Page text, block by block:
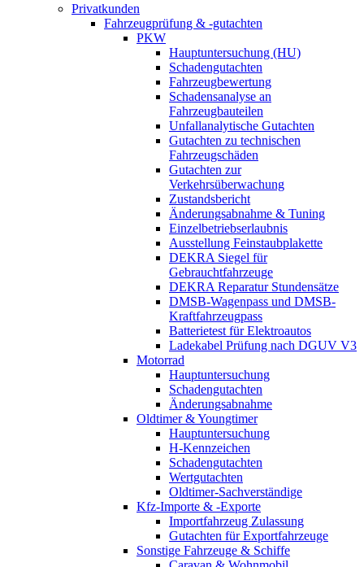
Privatkunden
Fahrzeugprüfung & -gutachten
PKW
Hauptuntersuchung (HU)
Schadengutachten
Fahrzeugbewertung
Schadensanalyse an
Fahrzeugbauteilen
Unfallanalytische Gutachten
Gutachten zu technischen
Fahrzeugschäden
Gutachten zur
Verkehrsüberwachung
Zustandsbericht
Änderungsabnahme & Tuning
Einzelbetriebserlaubnis
Ausstellung Feinstaubplakette
DEKRA Siegel für
Gebrauchtfahrzeuge
DEKRA Reparatur Stundensätze
DMSB-Wagenpass und DMSB-
Kraftfahrzeugpass
Batterietest für Elektroautos
Ladekabel Prüfung nach DGUV V3
Motorrad
Hauptuntersuchung
Schadengutachten
Änderungsabnahme
Oldtimer & Youngtimer
Hauptuntersuchung
H-Kennzeichen
Schadengutachten
Wertgutachten
Oldtimer-Sachverständige
Kfz-Importe & -Exporte
Importfahrzeug Zulassung
Gutachten für Exportfahrzeuge
Sonstige Fahrzeuge & Schiffe